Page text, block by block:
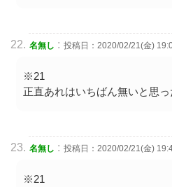
名無し : 投稿日：2020/02/21(金)
※21
正直あれはいちばん無いと思っ
名無し : 投稿日：2020/02/21(金)
※21